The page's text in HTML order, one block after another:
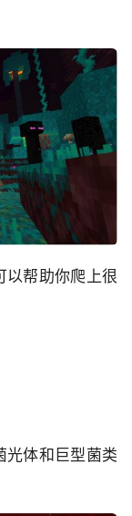
以帮助你爬上很
光体和巨型菌类